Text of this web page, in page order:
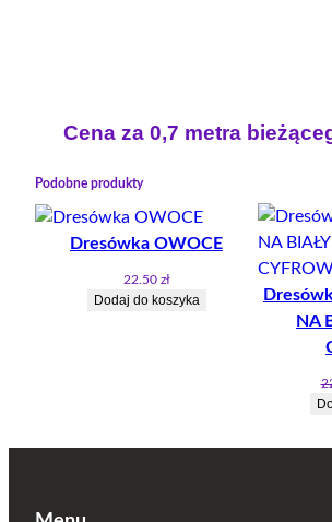
Cena za 0,7 metra
Podobne produkty
Dresówka OWOCE
22.50 zł
Dodaj do koszyka
NA